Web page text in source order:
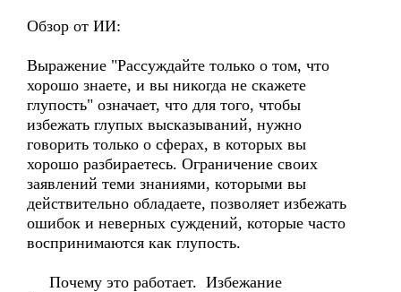
Обзор от ИИ:
Выражение "Рассуждайте только о том, что
хорошо знаете, и вы никогда не скажете
глупость" означает, что для того, чтобы
избежать глупых высказываний, нужно
говорить только о сферах, в которых вы
хорошо разбираетесь. Ограничение своих
заявлений теми знаниями, которыми вы
действительно обладаете, позволяет избежать
ошибок и неверных суждений, которые часто
воспринимаются как глупость.
Почему это работает. Избежание